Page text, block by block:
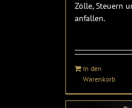
Zölle, Steuern
anfallen.
In den
Warenkorb